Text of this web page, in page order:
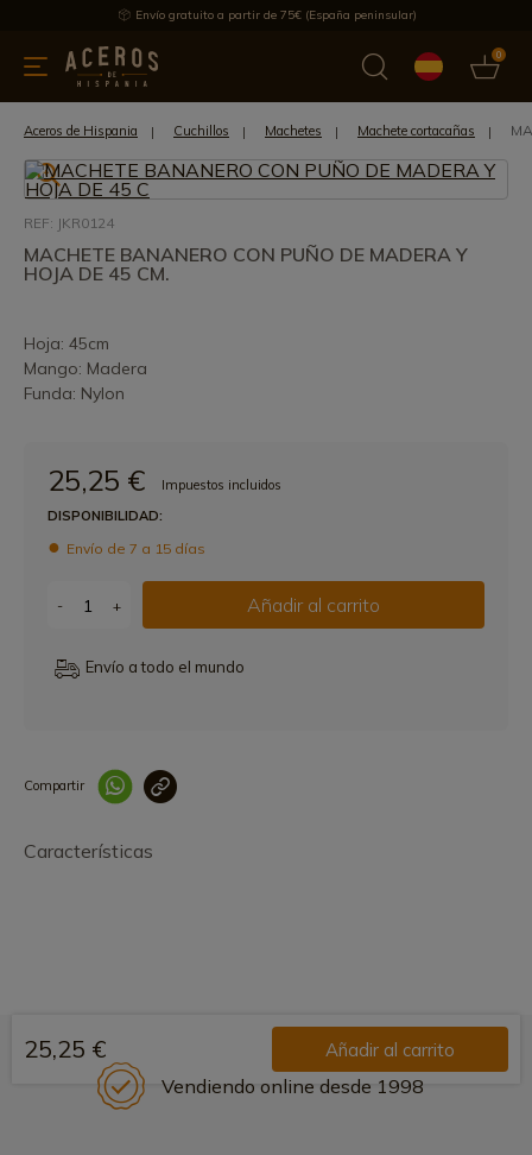
Envío gratuito a partir de 75€ (España peninsular)
0
menaje Ofertas Ultimas novedades Los más vendidos
Aceros de Hispania Cuchillos Machetes Machete cortacañas
REF: JKR0124
MACHETE BANANERO CON PUÑO DE MADERA Y
HOJA DE 45 CM.
Hoja: 45cm
Mango: Madera
Funda: Nylon
25,25 €
Impuestos incluidos
DISPONIBILIDAD:
Envío de 7 a 15 días
- + Añadir al carrito
Envío a todo el mundo
Compartir
Características
25,25 € Añadir al carrito
Vendiendo online desde 1998